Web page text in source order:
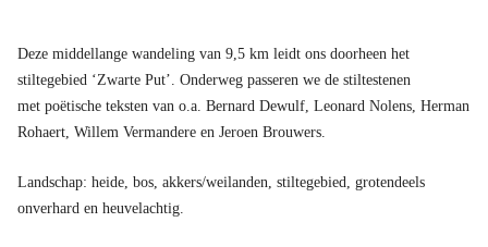
Deze middellange wandeling van 9,5 km leidt ons doorheen het
stiltegebied ‘Zwarte Put’. Onderweg passeren we de stiltestenen
met poëtische teksten van o.a. Bernard Dewulf, Leonard Nolens, Herman
Rohaert, Willem Vermandere en Jeroen Brouwers.
Landschap: heide, bos, akkers/weilanden, stiltegebied, grotendeels
onverhard en heuvelachtig.